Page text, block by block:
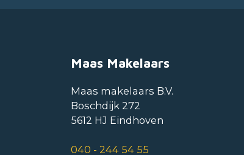
Maas Makelaars
Maas makelaars B.V.
Boschdijk 272
5612 HJ Eindhoven
040 - 244 54 55